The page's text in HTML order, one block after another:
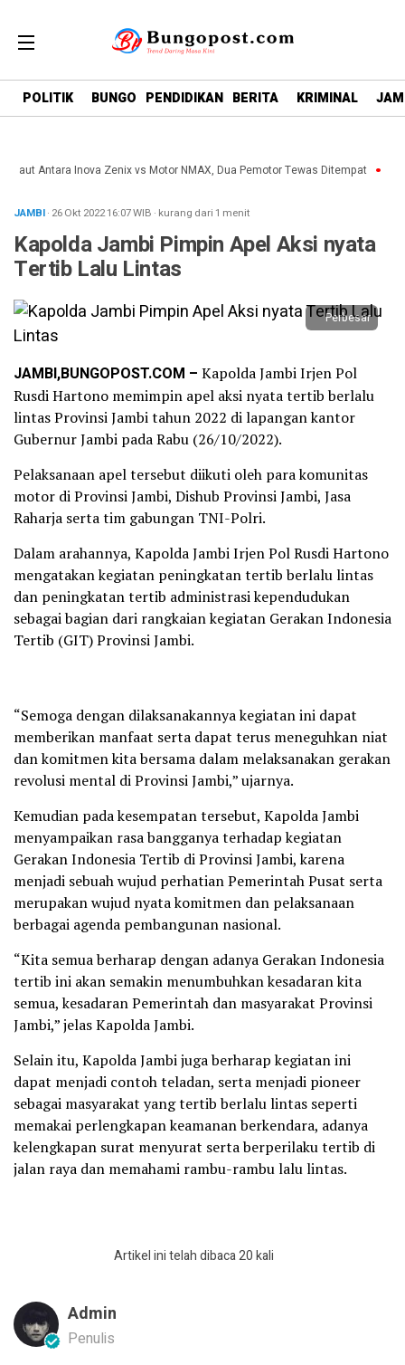
f08c47fec0942fa0
POLITIK BUNGO PENDIDIKAN BERITA KRIMINAL
Antara Inova Zenix vs Motor NMAX, Dua Pemotor Tewas Ditempat
JAMBI· 26 Okt 202216:07WIB · kurang dari 1 menit
Kapolda Jambi Pimpin Apel Aksi nyata
Tertib Lalu Lintas
Perbesar
JAMBI,BUNGOPOST.COM – Kapolda Jambi Irjen Pol
Rusdi Hartono memimpin apel aksi nyata tertib berlalu
lintas Provinsi Jambi tahun 2022 di lapangan kantor
Gubernur Jambi pada Rabu (26/10/2022).
Pelaksanaan apel tersebut diikuti oleh para komunitas
motor di Provinsi Jambi, Dishub Provinsi Jambi, Jasa
Raharja serta tim gabungan TNI-Polri.
Dalam arahannya, Kapolda Jambi Irjen Pol Rusdi Hartono
mengatakan kegiatan peningkatan tertib berlalu lintas
dan peningkatan tertib administrasi kependudukan
sebagai bagian dari rangkaian kegiatan Gerakan Indonesia
Tertib (GIT) Provinsi Jambi.
“Semoga dengan dilaksanakannya kegiatan ini dapat
memberikan manfaat serta dapat terus meneguhkan niat
dan komitmen kita bersama dalam melaksanakan gerakan
revolusi mental di Provinsi Jambi,” ujarnya.
Kemudian pada kesempatan tersebut, Kapolda Jambi
menyampaikan rasa bangganya terhadap kegiatan
Gerakan Indonesia Tertib di Provinsi Jambi, karena
menjadi sebuah wujud perhatian Pemerintah Pusat serta
merupakan wujud nyata komitmen dan pelaksanaan
berbagai agenda pembangunan nasional.
“Kita semua berharap dengan adanya Gerakan Indonesia
tertib ini akan semakin menumbuhkan kesadaran kita
semua, kesadaran Pemerintah dan masyarakat Provinsi
Jambi,” jelas Kapolda Jambi.
Selain itu, Kapolda Jambi juga berharap kegiatan ini
dapat menjadi contoh teladan, serta menjadi pioneer
sebagai masyarakat yang tertib berlalu lintas seperti
memakai perlengkapan keamanan berkendara, adanya
kelengkapan surat menyurat serta berperilaku tertib di
jalan raya dan memahami rambu-rambu lalu lintas.
Artikel ini telah dibaca 20 kali
Admin
Penulis